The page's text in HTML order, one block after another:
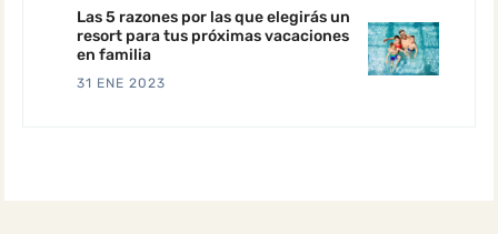
Las 5 razones por las que elegirás un
resort para tus próximas vacaciones
en familia
31 ENE 2023